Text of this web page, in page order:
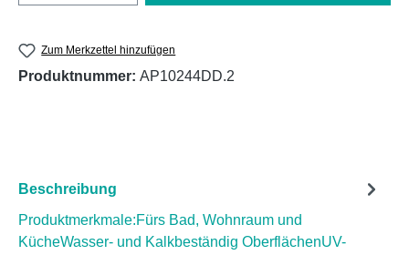
Zum Merkzettel hinzufügen
Produktnummer: AP10244DD.2
Beschreibung
Produktmerkmale:Fürs Bad, Wohnraum und
KücheWasser- und Kalkbeständig OberflächenUV-